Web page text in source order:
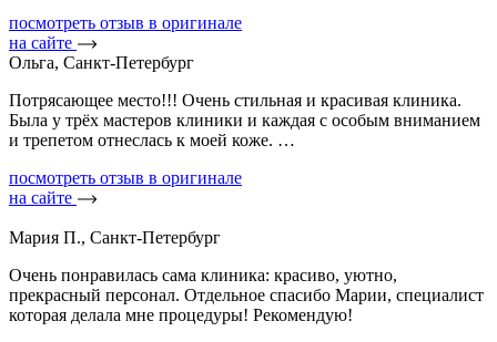
посмотреть отзыв в оригинале
на сайте
Ольга, Санкт-Петербург
Потрясающее место!!! Очень стильная и красивая клиника.
Была у трёх мастеров клиники и каждая с особым вниманием
и трепетом отнеслась к моей коже. …
посмотреть отзыв в оригинале
на сайте
Мария П., Санкт-Петербург
Очень понравилась сама клиника: красиво, уютно,
прекрасный персонал. Отдельное спасибо Марии, специалист
которая делала мне процедуры! Рекомендую!